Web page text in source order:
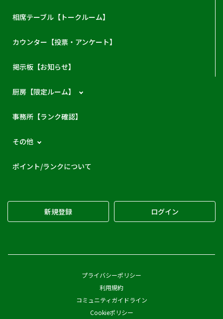
相席テーブル【トークルーム】
カウンター【投票・アンケート】
掲示板【お知らせ】
厨房【限定ルーム】
事務所【ランク確認】
その他
ポイント/ランクについて
新規登録 ログイン
プライバシーポリシー
利用規約
コミュニティガイドライン
Cookieポリシー